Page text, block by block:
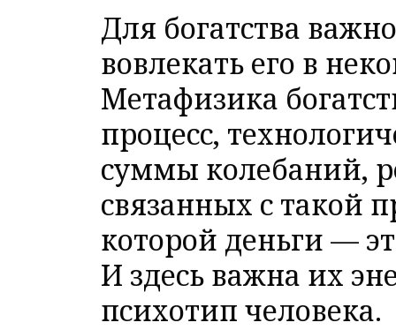
Для богатства
вовлекать его в
Метафизика
процесс,
суммы колебаний,
связанных с такой
которой деньги —
И здесь важна их
психотип человека.